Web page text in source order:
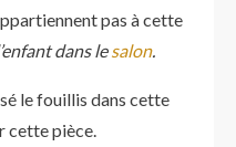
pas à cette
dans lesalon.
le fouillis dans cette
cette pièce.